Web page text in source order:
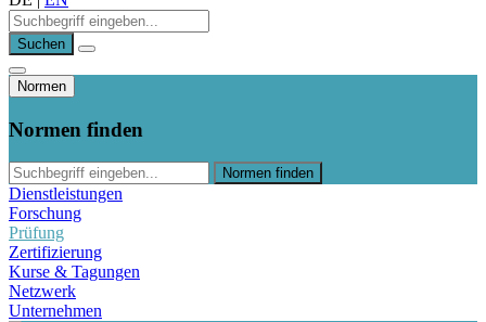
Suchen
Normen
Normen finden
Normen finden
Dienstleistungen
Forschung
Prüfung
Zertifizierung
Kurse & Tagungen
Netzwerk
Unternehmen